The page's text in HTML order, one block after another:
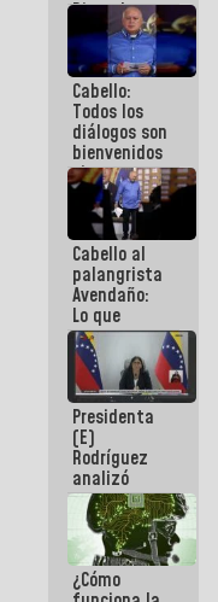
Dinorah
Figuera y
acuerdan
primer
encuentro
presencial
para el
diálogo
Cabello:
Todos los
diálogos son
bienvenidos
siempre que
estén en el
marco de la
Constitución
de la
República
Cabello al
palangrista
Avendaño:
Lo que
vayas a
escribir
hazlo hoy
por que no
sabemos si
la semana
que viene
hay
programa
Presidenta
(E)
Rodríguez
analizó
junto a
gobernadores
planes de
recuperación
del Sistema
¿Cómo